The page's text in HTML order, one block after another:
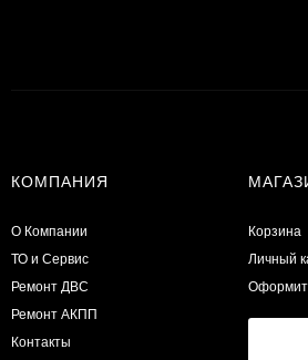
КОМПАНИЯ
О Компании
ТО и Сервис
​Ремонт ДВС
Ремонт АКПП
Контакты
Корзина
Личный